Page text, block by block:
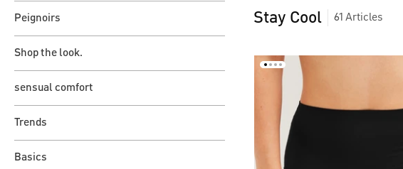
Peignoirs
Shop the look.
sensual comfort
Trends
Basics
Stay Cool 61 Articles